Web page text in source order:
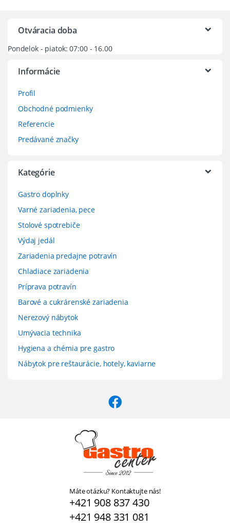
Otváracia doba
Pondelok - piatok: 07:00 - 16.00
Informácie
Profil
Obchodné podmienky
Referencie
Predávané značky
Kategórie
Gastro doplnky
Varné zariadenia, pece
Stolové spotrebiče
Výdaj jedál
Zariadenia predajne potravín
Chladiace zariadenia
Príprava potravín
Barové a cukrárenské zariadenia
Nerezový nábytok
Umývacia technika
Hygiena a chémia pre gastro
Nábytok pre reštaurácie, hotely, kaviarne
Máte otázku? Kontaktujte nás!
+421 908 837 430
+421 948 331 081